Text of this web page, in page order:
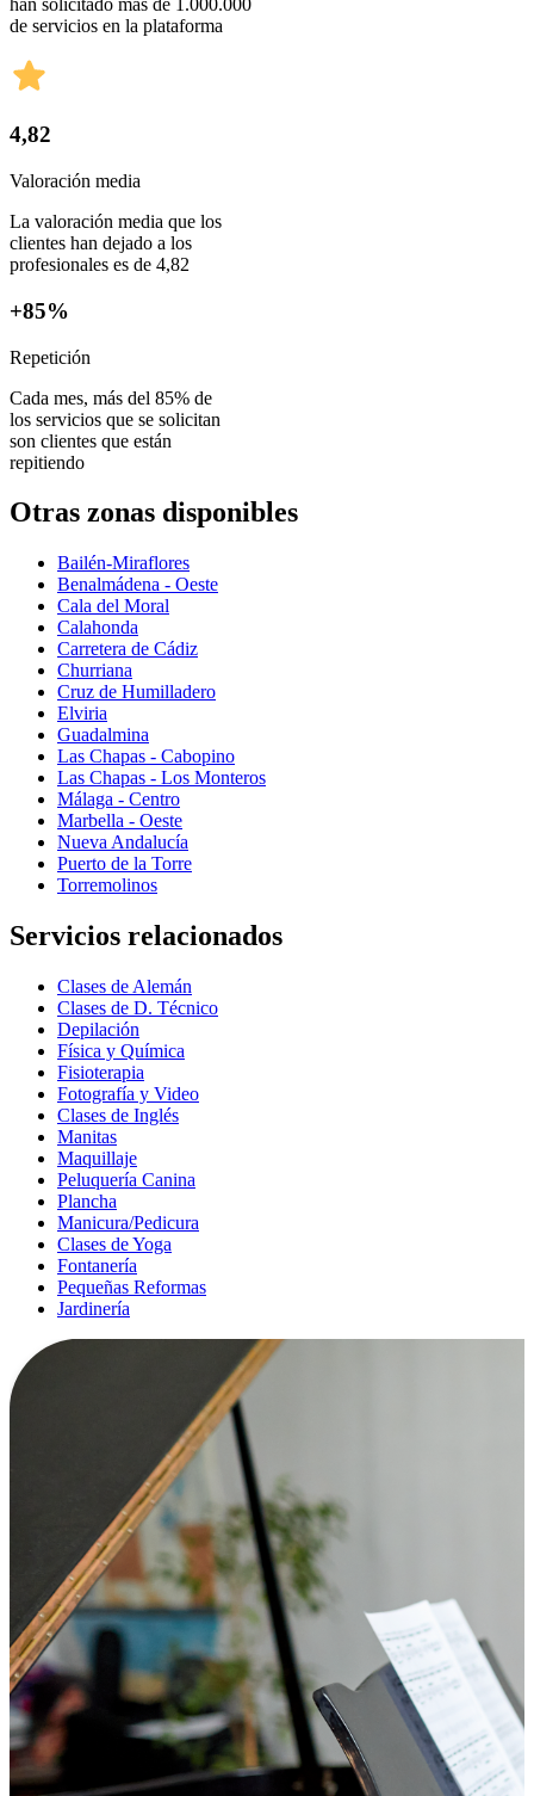
de servicios en la plataforma
4,82
Valoración media
La valoración media que los
clientes han dejado a los
profesionales es de 4,82
+85%
Repetición
Cada mes, más del 85% de
los servicios que se solicitan
son clientes que están
repitiendo
Otras zonas disponibles
Bailén-Miraflores
Benalmádena - Oeste
Cala del Moral
Calahonda
Carretera de Cádiz
Churriana
Cruz de Humilladero
Elviria
Guadalmina
Las Chapas - Cabopino
Las Chapas - Los Monteros
Málaga - Centro
Marbella - Oeste
Nueva Andalucía
Puerto de la Torre
Torremolinos
Servicios relacionados
Clases de Alemán
Clases de D. Técnico
Depilación
Física y Química
Fisioterapia
Fotografía y Video
Clases de Inglés
Manitas
Maquillaje
Peluquería Canina
Plancha
Manicura/Pedicura
Clases de Yoga
Fontanería
Pequeñas Reformas
Jardinería